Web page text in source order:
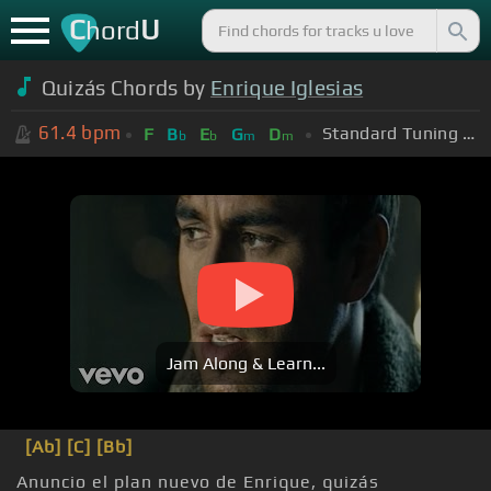
ChordU
Quizás Chords by Enrique Iglesias
61.4 bpm F Bb Eb Gm Dm Standard Tuning (EADGBE)
Jam Along & Learn...
[Ab] [C] [Bb]
Anuncio el plan nuevo de Enrique, quizás